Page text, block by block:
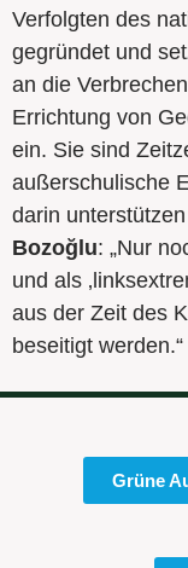
Verfolgten des
gegründet und
an die
Errichtung von
ein. Sie sind
außerschulische
darin
Bozoğlu: „Nur
und als
aus der Zeit des
beseitigt werden.“
Grüne